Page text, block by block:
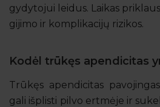
gydytojui leidus. Laikas
gijimo ir komplikacijų rizikos.
Kodėl trūkęs apendicitas
Trūkęs apendicitas
gali išplisti pilvo ertmėje ir